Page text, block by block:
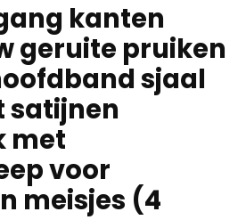
kanten
geruite pruiken
sjaal
satijnen
met
voor
meisjes (4